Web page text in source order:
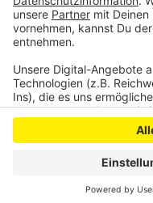
Anzeige
Anzeige